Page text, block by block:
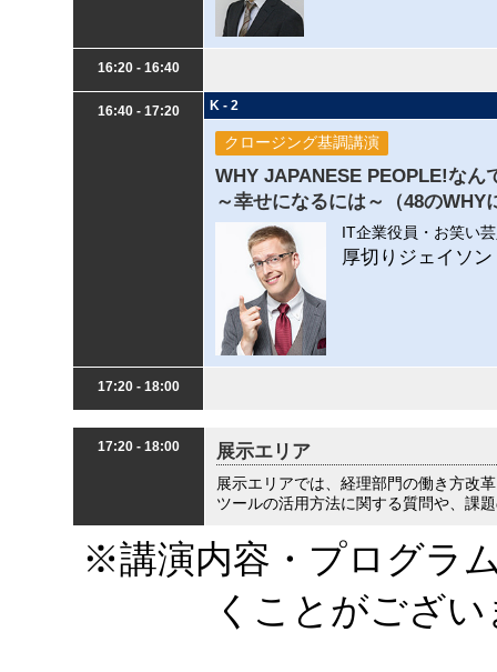
16:20 - 16:40
16:40 - 17:20 K - 2
クロージング基調講演
WHY JAPANESE PEOPLE!なん
～幸せになるには～（48のWHY
IT企業役員・お笑い
厚切りジェイソン
17:20 - 18:00
17:20 - 18:00 展示エリア
展示エリアでは、経理部門の働き方改
ツールの活用方法に関する質問や、課
※講演内容・プログラ
くことがござ